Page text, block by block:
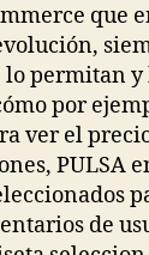
que
permitan y
por
ver el
PULSA
de